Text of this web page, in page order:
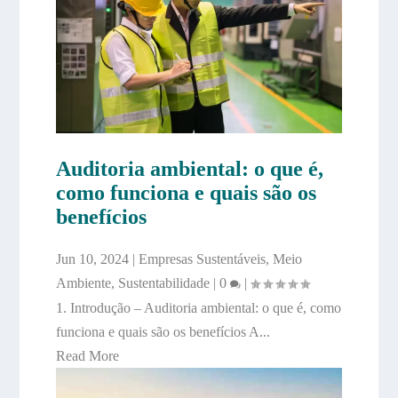
Auditoria ambiental: o que é,
como funciona e quais são os
benefícios
Jun 10, 2024| Empresas Sustentáveis, Meio
Ambiente, Sustentabilidade| 0
|
1. Introdução – Auditoria ambiental: o que é, como
funciona e quais são os benefícios A...
Read More